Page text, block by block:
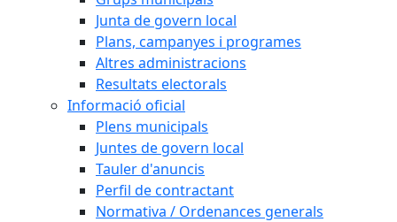
Junta de govern local
Plans, campanyes i programes
Altres administracions
Resultats electorals
Informació oficial
Plens municipals
Juntes de govern local
Tauler d'anuncis
Perfil de contractant
Normativa / Ordenances generals